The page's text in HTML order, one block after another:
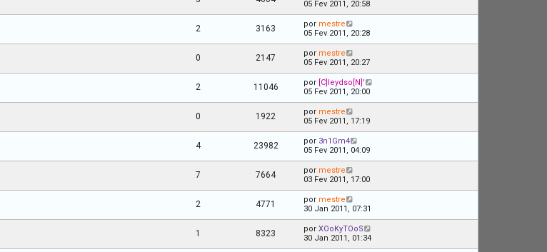
05 Fev 2011, 20:58
2 3163 por mestre
05 Fev 2011, 20:28
0 2147 por mestre
05 Fev 2011, 20:27
2 11046 por [C]leydso[N]'
05 Fev 2011, 20:00
0 1922 por mestre
05 Fev 2011, 17:19
4 23982 por 3n1Gm4
05 Fev 2011, 04:09
7 7664 por mestre
03 Fev 2011, 17:00
2 4771 por mestre
30 Jan 2011, 07:31
1 8323 por XOoKyTOoS
30 Jan 2011, 01:34